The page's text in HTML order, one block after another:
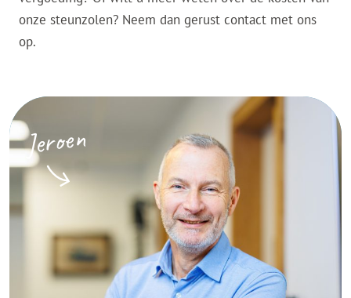
onze steunzolen? Neem dan gerust contact met ons
op.
Jeroen